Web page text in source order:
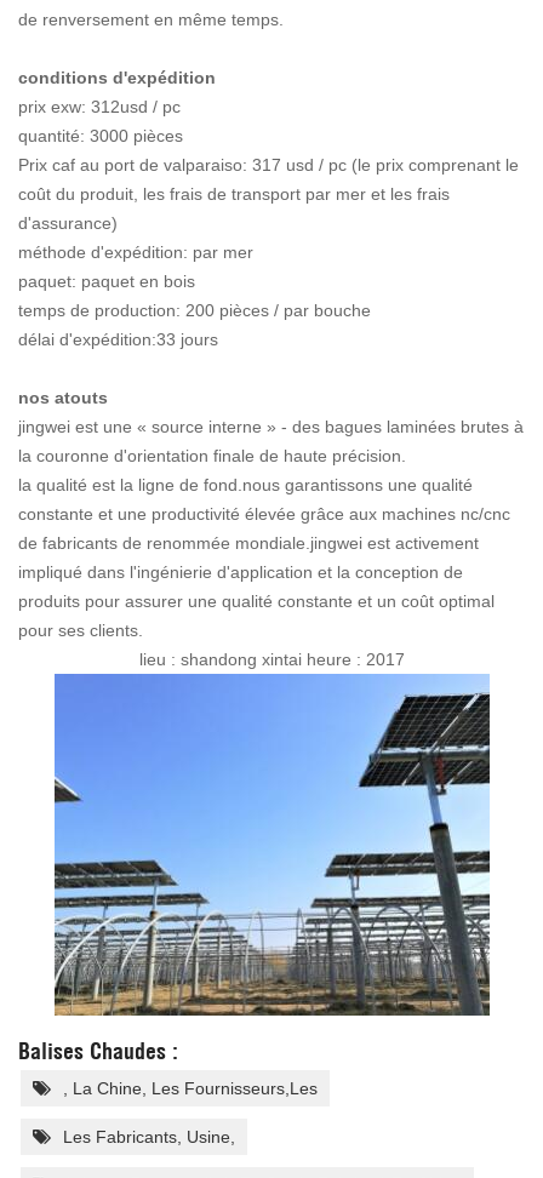
de renversement en même temps.
conditions d'expédition
prix exw: 312usd / pc
quantité: 3000 pièces
Prix ​​caf au port de valparaiso: 317 usd / pc (le prix comprenant le
coût du produit, les frais de transport par mer et les frais
d'assurance)
méthode d'expédition: par mer
paquet: paquet en bois
temps de production: 200 pièces / par bouche
délai d'expédition:33 jours
nos atouts
jingwei est une « source interne » - des bagues laminées brutes à
la couronne d'orientation finale de haute précision.
la qualité est la ligne de fond.nous garantissons une qualité
constante et une productivité élevée grâce aux machines nc/cnc
de fabricants de renommée mondiale.jingwei est activement
impliqué dans l'ingénierie d'application et la conception de
produits pour assurer une qualité constante et un coût optimal
pour ses clients.
lieu : shandong xintai heure : 2017
Balises Chaudes :
, La Chine, Les Fournisseurs,les
Les Fabricants, Usine,